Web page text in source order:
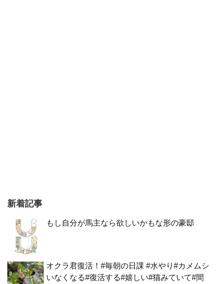
新着記事
もし自分が馬主なら欲しいかもな形の豪邸
オクラ君復活！#毎朝の日課 #水やり#カメムシ
いなくなる#復活する#嬉しい#猫みていて#間